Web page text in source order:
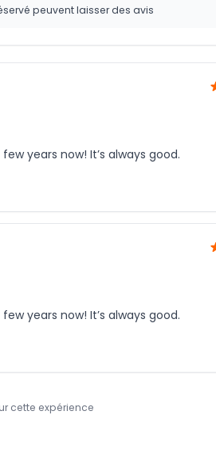
peuvent laisser des avis
years now! It’s always good.
years now! It’s always good.
cette expérience